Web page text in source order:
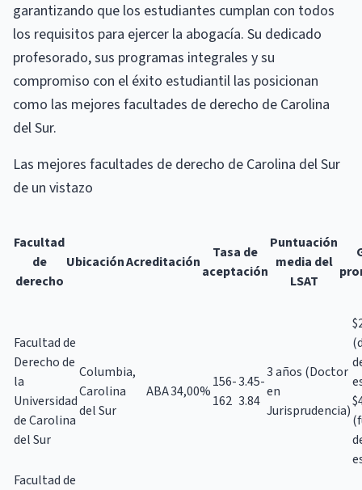
garantizando que los estudiantes cumplan con todos
los requisitos para ejercer la abogacía. Su dedicado
profesorado, sus programas integrales y su
compromiso con el éxito estudiantil las posicionan
como las mejores facultades de derecho de Carolina
del Sur.
Las mejores facultades de derecho de Carolina del Sur
de un vistazo
Facultad
de
derecho
UbicaciónAcreditación
Tasa de
aceptación
Puntuación
media del
LSAT
Facultad de
Derecho de
la
Universidad
de Carolina
del Sur
Columbia,
Carolina
del Sur
ABA34,00%
156-
162
3.45-
3.84
3 años (Doctor
en
Jurisprudencia)
Facultad de